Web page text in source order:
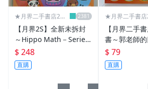
✈美工設計╱服裝設計
✈建築╱室內設計
✈音樂╱專輯
★月界二手書店2～
【月界2S】全新未拆封
～Hippo Math－Series
6（附貼紙）_全套5冊合
售_何嘉仁國際 〖少年
童書〗AEX
$ 248
直購
★月界二手書店
【月界二手
書～郭老師
郭月英_腳丫
價250 〖餐
$ 79
直購